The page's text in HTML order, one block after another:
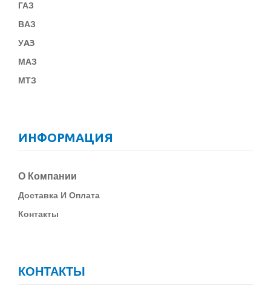
ГАЗ
ВАЗ
УАЗ
МАЗ
МТЗ
ИНФОРМАЦИЯ
О Компании
ДОставка И Оплата
Контакты
КОНТАКТЫ